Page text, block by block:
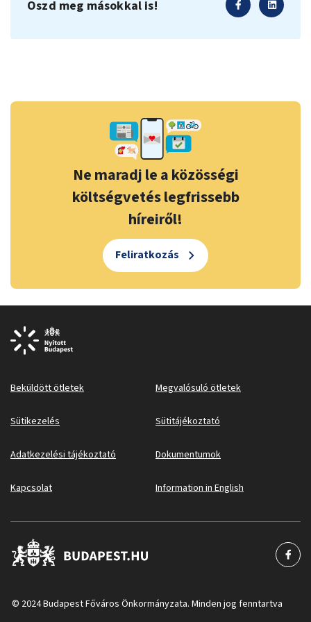
Oszd meg másokkal is!
Ne maradj le a közösségi
költségvetés legfrissebb
híreiről!
Feliratkozás
Beküldött ötletek Megvalósuló ötletek
Sütikezelés Sütitájékoztató
Adatkezelési tájékoztató Dokumentumok
Kapcsolat Information in English
© 2024 Budapest Főváros Önkormányzata. Minden jog fenntartva